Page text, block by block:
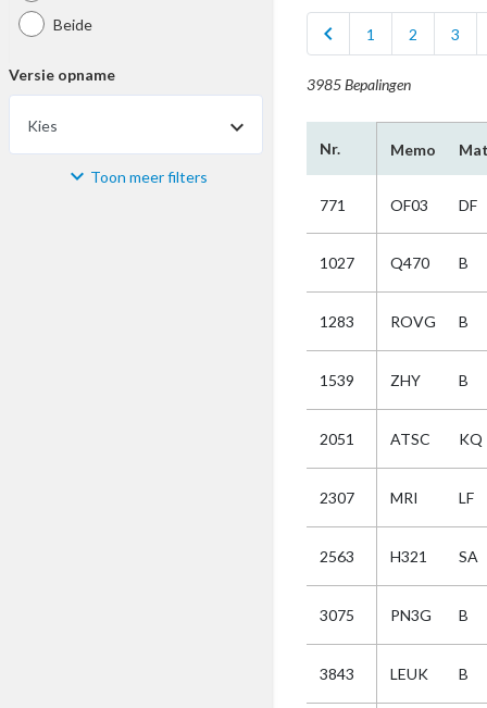
Beide
Versie opname
Kies
Materiaal Toon meer filters
chevron_left 1 2 3
3985 Bepalingen
Nr. Memo
771 OF03 DF
1027 Q470 B
1283 ROVG B
1539 ZHY B
2051 ATSC KQ
2307 MRI LF
2563 H321 SA
3075 PN3G B
3843 LEUK B